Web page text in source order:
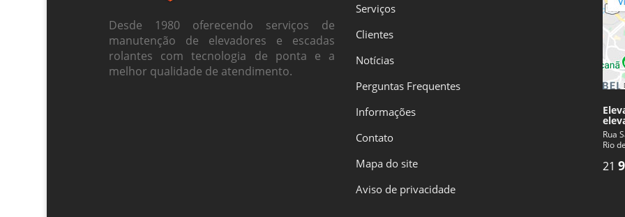
Desde 1980 oferecendo serviços de
manutenção de elevadores e escadas
rolantes com tecnologia de ponta e a
melhor qualidade de atendimento.
Serviços
Clientes
Notícias
Perguntas Frequentes
Informações
Contato
Mapa do site
Aviso de privacidade
Rua
Rio
21